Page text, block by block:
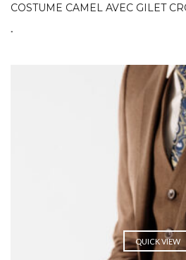
COSTUME CAMEL AVEC GILET
QUICK VIEW